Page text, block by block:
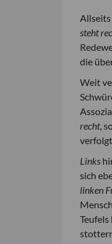
steht
die
Weit
recht,
Links
sich
linken
Teufels